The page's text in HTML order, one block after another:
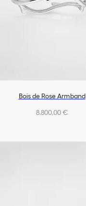
Bois de Rose Armband
8.800,00 €